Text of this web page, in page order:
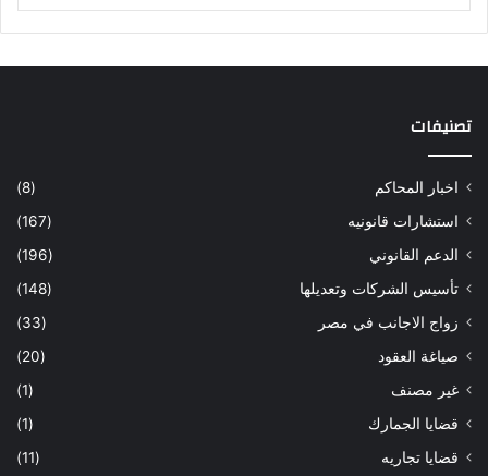
تصنيفات
اخبار المحاكم
(8)
استشارات قانونيه
(167)
الدعم القانوني
(196)
تأسيس الشركات وتعديلها
(148)
زواج الاجانب في مصر
(33)
صياغة العقود
(20)
غير مصنف
(1)
قضايا الجمارك
(1)
قضايا تجاريه
(11)